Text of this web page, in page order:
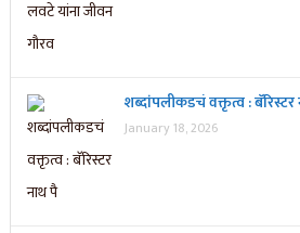
शब्दांपलीकडचं वक्तृत्व :
January 18, 2026